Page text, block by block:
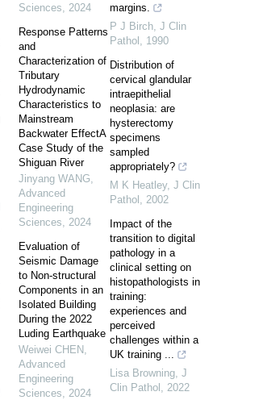
Sciences, 2024
Response Patterns
and
Characterization of
Tributary
Hydrodynamic
Characteristics to
Mainstream
Backwater EffectA
Case Study of the
Shiguan River
Jinyang WANG,
Advanced
Engineering
Sciences, 2024
Evaluation of
Seismic Damage
to Non-structural
Components in an
Isolated Building
During the 2022
Luding Earthquake
Weiwei CHEN ,
Advanced
Engineering
Sciences, 2024
margins.
P J Birch, J Clin
Pathol , 1990
Distribution of
cervical glandular
intraepithelial
neoplasia: are
hysterectomy
specimens
sampled
appropriately?
M K Heatley, J Clin
Pathol , 2002
Impact of the
transition to digital
pathology in a
clinical setting on
histopathologists in
training:
experiences and
perceived
challenges within a
UK training ...
Lisa Browning, J
Clin Pathol , 2022